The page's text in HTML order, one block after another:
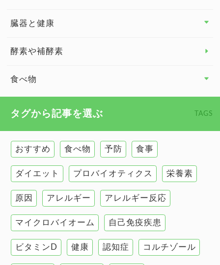
臓器と健康
臓器と健康 トップ
慢性疲労
甲状腺
肌
肝臓の健康
腸の健康
自己免疫疾患
酵素や補酵素
食べ物
タグから記事を選ぶ TAGS
おすすめ 食べ物 予防 食事
ダイエット プロバイオティクス 栄養素
原因 アレルギー アレルギー反応
マイクロバイオーム 自己免疫疾患
ビタミンD 健康 認知症 コルチゾール